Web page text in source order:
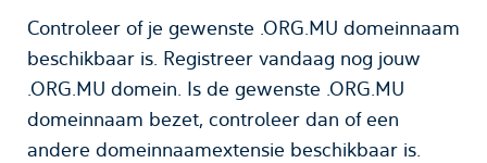
Controleer of je gewenste .ORG.MU domeinnaam
beschikbaar is. Registreer vandaag nog jouw
.ORG.MU domein. Is de gewenste .ORG.MU
domeinnaam bezet, controleer dan of een
andere domeinnaamextensie beschikbaar is.